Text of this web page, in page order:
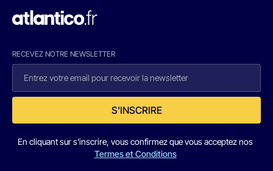
RECEVEZ NOTRE NEWSLETTER
S'INSCRIRE
En cliquant sur s'inscrire, vous confirmez que vous acceptez nos
Termes et Conditions